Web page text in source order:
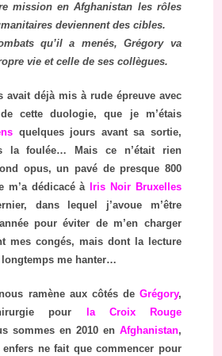
mission en Afghanistan les rôles
deviennent des cibles.
qu’il a menés, Grégory va
vie et celle de ses collègues.
avait déjà mis à rude épreuve avec
cette duologie, que je m’étais
quelques jours avant sa sortie,
la foulée… Mais ce n’était rien
opus, un pavé de presque 800
m’a dédicacé à Iris Noir Bruxelles
dans lequel j’avoue m’être
pour éviter de m’en charger
mes congés, mais dont la lecture
me hanter…
ramène aux côtés de Grégory,
pour
la Croix Rouge
sommes en 2010 en Afghanistan,
ne fait que commencer pour